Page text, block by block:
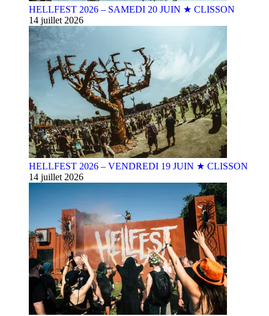
HELLFEST 2026 – SAMEDI 20 JUIN ★ CLISSON
14 juillet 2026
HELLFEST 2026 – VENDREDI 19 JUIN ★ CLISSON
14 juillet 2026